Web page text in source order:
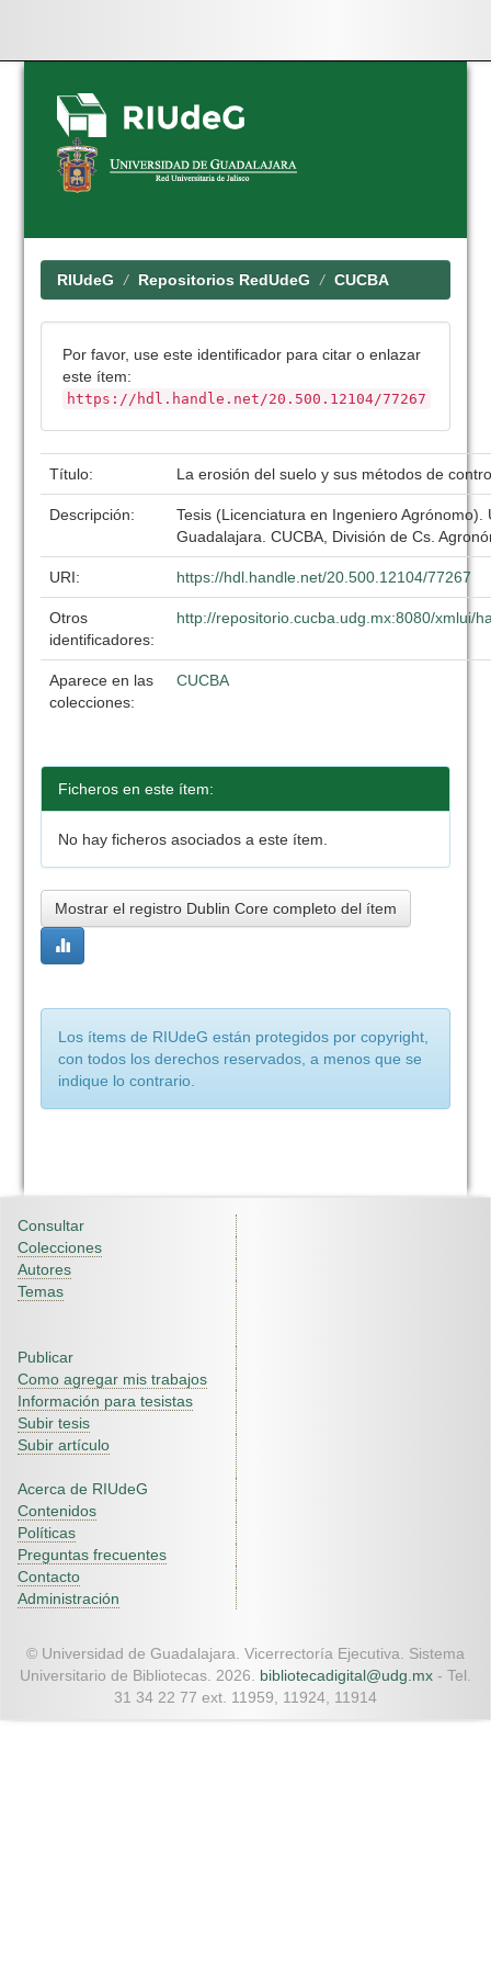
Skip
navigation
RIUdeG Repositorios RedUdeG CUCBA
Por favor, use este identificador para citar o enlazar
este ítem:
https://hdl.handle.net/20.500.12104/77267
Título: La erosión del suelo y sus métodos de
Descripción:
Tesis (Licenciatura en Ingeniero Agrónomo).
Guadalajara. CUCBA, División de Cs.
URI: https://hdl.handle.net/20.500.12104/77267
Otros
identificadores:
http://repositorio.cucba.udg.mx:8080/xmlui/
Aparece en las
colecciones:
CUCBA
Ficheros en este ítem:
No hay ficheros asociados a este ítem.
Mostrar el registro Dublin Core completo del ítem
Los ítems de RIUdeG están protegidos por copyright,
con todos los derechos reservados, a menos que se
indique lo contrario.
Consultar
Colecciones
Autores
Temas
Publicar
Como agregar mis trabajos
Información para tesistas
Subir tesis
Subir artículo
Acerca de RIUdeG
Contenidos
Políticas
Preguntas frecuentes
Contacto
Administración
© Universidad de Guadalajara. Vicerrectoría Ejecutiva. Sistema
Universitario de Bibliotecas. 2026. bibliotecadigital@udg.mx - Tel.
31 34 22 77 ext. 11959, 11924, 11914